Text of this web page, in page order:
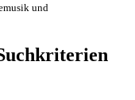
und